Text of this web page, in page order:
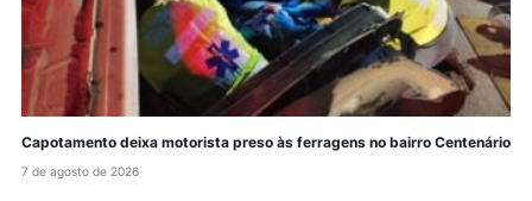
Capotamento deixa motorista preso às ferragens no bairro Centenário
7 de agosto de 2026